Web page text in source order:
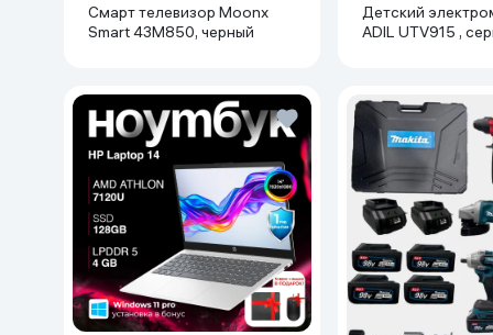
Смарт телевизор Moonx
Smart 43M850, черный
Детский
ADIL UTV915 ,